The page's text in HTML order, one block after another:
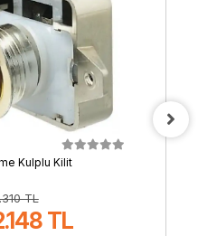
Kulplu Kilit
TL
TL